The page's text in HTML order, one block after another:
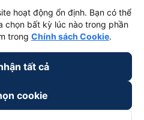
keyboard_arrow_down
keyboard_arrow_down
hoạt động ổn định. Bạn có thể
chọn bất kỳ lúc nào trong phần
trong Chính sách Cookie.
tất cả
cookie